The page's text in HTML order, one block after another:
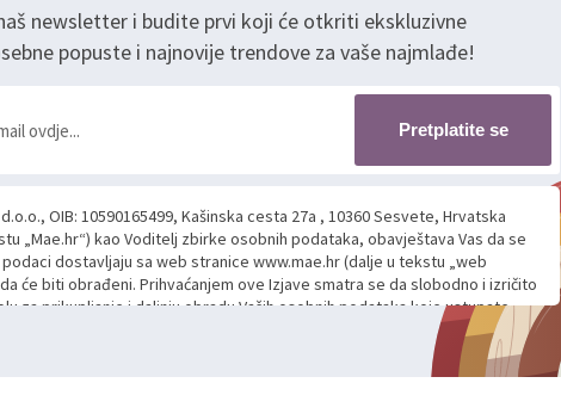
newsletter i budite prvi koji će otkriti ekskluzivne
popuste i najnovije trendove za vaše najmlađe!
Pretplatite se
d.o.o., OIB: 10590165499, Kašinska cesta 27a , 10360 Sesvete, Hrvatska
„Mae.hr“) kao Voditelj zbirke osobnih podataka, obavještava Vas da se
podaci dostavljaju sa web stranice www.mae.hr (dalje u tekstu „web
će biti obrađeni. Prihvaćanjem ove Izjave smatra se da slobodno i izričito
za prikupljanje i daljnju obradu Vaših osobnih podataka koje ustupate
ovih web stranica u svrhu odgovora i daljnje komunikacije na Vaš upit
kontakt obrazac. Radi se o dobrovoljnom davanju podataka te ovu Izjavu
prihvatiti odnosno niste dužni unositi svoje osobne podatke u jednu od